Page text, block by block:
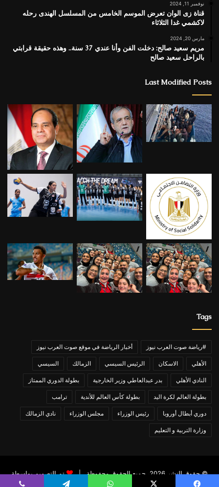
نوفمبر 11, 2024
قناة زى الوان تعرض الموسم الخامس من المسلسل الهندى رحله
لاكشمي غدا الثلاثاء
مارس 20, 2024
مريم سعيد صالح: دخلت الفن وأنا عندي 37 سنة.. وهذه حقيقة قرابتي
بالراحل سعيد صالح
Last Modified Posts
Tags
#رياضة صوت العرب نيوز أخبار الرياضة في موقع صوت العرب نيوز
الأهلي الاسكان الرئيس السيسي الزمالك السيسي
النادي الأهلي بدر عبدالعاطي وزير الخارجية بطولة الدوري الممتاز
بطولة العالم لكرة اليد بطولة كأس العالم للأندية ترامب
دوري أبطال أوروبا رئيس الوزراء مجلس الوزراء نادي الزمالك
وزارة التربية و التعليم
© حقوق النشر 2026، جميع الحقوق محفوظة |
تم التصميم بواسطة